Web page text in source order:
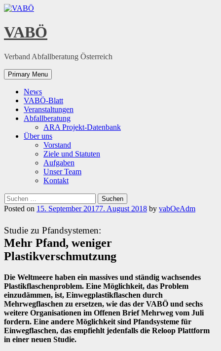
Skip
content
VABÖ
Verband Abfallberatung Österreich
Primary Menu
News
VABÖ-Blatt
Veranstaltungen
Abfallberatung
ARA Projekt-Datenbank
Über uns
Vorstand
Ziele und Statuten
Aufgaben
Unser Team
Kontakt
Suchen
nach:
Posted on 15. September 20177. August 2018 by vabOeAdm
Studie zu Pfandsystemen:
Mehr Pfand, weniger
Plastikverschmutzung
Die Weltmeere haben ein massives und ständig wachsendes
Plastikflaschenproblem. Eine Möglichkeit, das Problem
einzudämmen, ist, Einwegplastikflaschen durch
Mehrwegflaschen zu ersetzen, wie das der VABÖ und sechs
weitere Organisationen im Offenen Brief Mehrweg vom Juli
fordern. Eine andere Möglichkeit sind Pfandsysteme für
Einwegflaschen, das empfiehlt jedenfalls die Reloop Plattform
in einer neuen Studie.